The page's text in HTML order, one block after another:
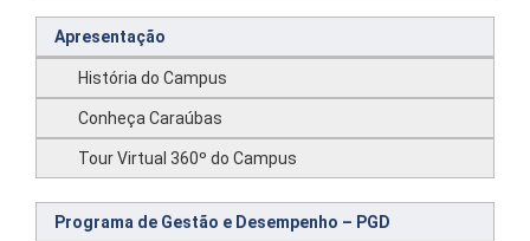
Apresentação
História do Campus
Conheça Caraúbas
Tour Virtual 360º do Campus
Programa de Gestão e Desempenho – PGD